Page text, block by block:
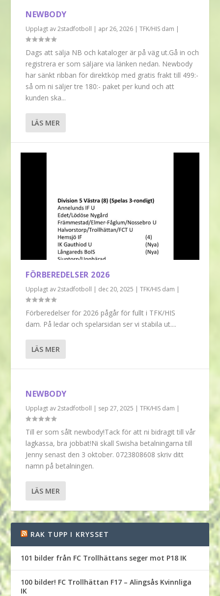
NEWBODY
Upplagt av2stadfotboll | apr 26, 2026 |TFK/HIS dam |
Dags att sälja NB och kataloger är på väg ut.Gå in och
registrera er som säljare via länken nedan. Newbody
har sänkt ribban för direktköp med gratis frakt till 499:-
så om ni säljer tre 180:- paket per kund och att
kunden ska...
LÄS MER
FÖRBEREDELSER 2026
Upplagt av2stadfotboll | dec 20, 2025 |TFK/HIS dam |
Förberedelser för 2026 pågår för fullt i TFK/HIS
dam. På ledar och spelarsidan ser vi stabila ut....
LÄS MER
NEWBODY
Upplagt av2stadfotboll | sep 27, 2025 |TFK/HIS dam |
Till er som sålt newbody!Tack för att ni bidragit till vår
lagkassa, bra jobbat!Ni skall Swisha betalningarna till
Jenny senast den 3 oktober. 0723808608 skriv ditt
namn på betalningen.
LÄS MER
RAK TUPP I KRYSSET
101 bilder från FC Trollhättans seger mot P18 IK
100 bilder! FC Trollhättan F17 – Alingsås Kvinnliga
IK